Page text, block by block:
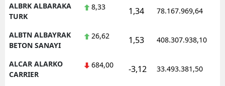
ALBRK ALBARAKA
TURK
8,33 1,34 78.167.969,64
ALBTN ALBAYRAK
BETON SANAYI
26,62 1,53 408.307.938,10
ALCAR ALARKO
CARRIER
684,00 -3,12 33.493.381,50